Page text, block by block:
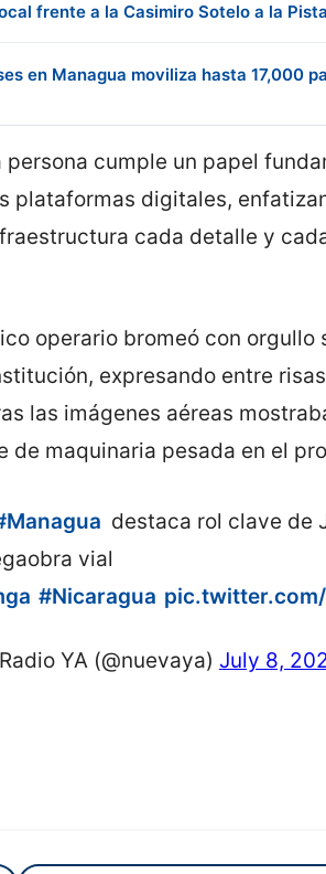
frente a la Casimiro Sotelo a la
en Managua moviliza hasta 17,000
persona cumple un papel
plataformas digitales,
cada detalle y
operario bromeó con orgullo
expresando entre
las imágenes aéreas
de maquinaria pesada en el
destaca rol clave de
vial
#Nicaragua
YA (@nuevaya) July 8,